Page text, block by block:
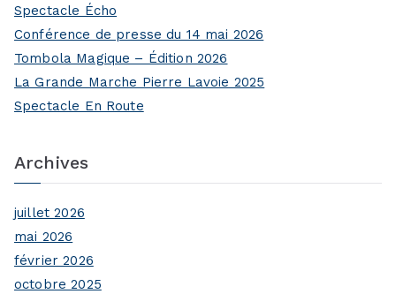
Spectacle Écho
Conférence de presse du 14 mai 2026
Tombola Magique – Édition 2026
La Grande Marche Pierre Lavoie 2025
Spectacle En Route
Archives
juillet 2026
mai 2026
février 2026
octobre 2025